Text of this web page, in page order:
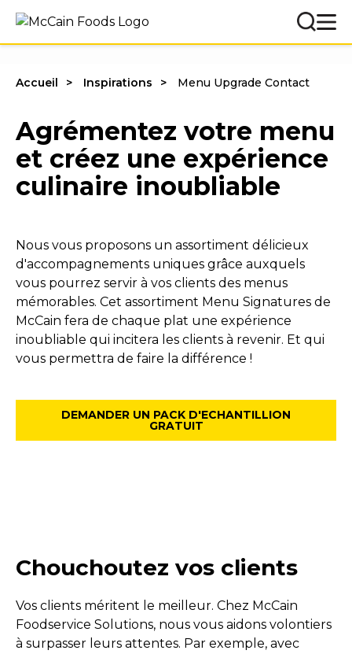
Accueil Inspirations Menu Upgrade Contact
Agrémentez votre menu
et créez une expérience
culinaire inoubliable
Nous vous proposons un assortiment délicieux
d'accompagnements uniques grâce auxquels
vous pourrez servir à vos clients des menus
mémorables. Cet assortiment Menu Signatures de
McCain fera de chaque plat une expérience
inoubliable qui incitera les clients à revenir. Et qui
vous permettra de faire la différence !
DEMANDER UN PACK D'ECHANTILLION
GRATUIT
Chouchoutez vos clients
Vos clients méritent le meilleur. Chez McCain
Foodservice Solutions, nous vous aidons volontiers
à surpasser leurs attentes. Par exemple, avec